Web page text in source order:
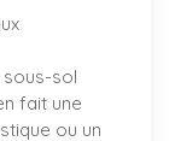
sol
fait une
ou un